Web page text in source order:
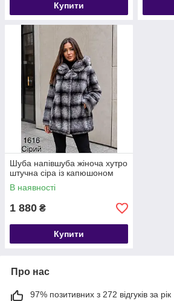
Купити
Шуба напівшуба жіноча хутро
штучна сіра із капюшоном
В наявності
1 880 ₴
Купити
Про нас
97% позитивних з 272 відгуків за рік